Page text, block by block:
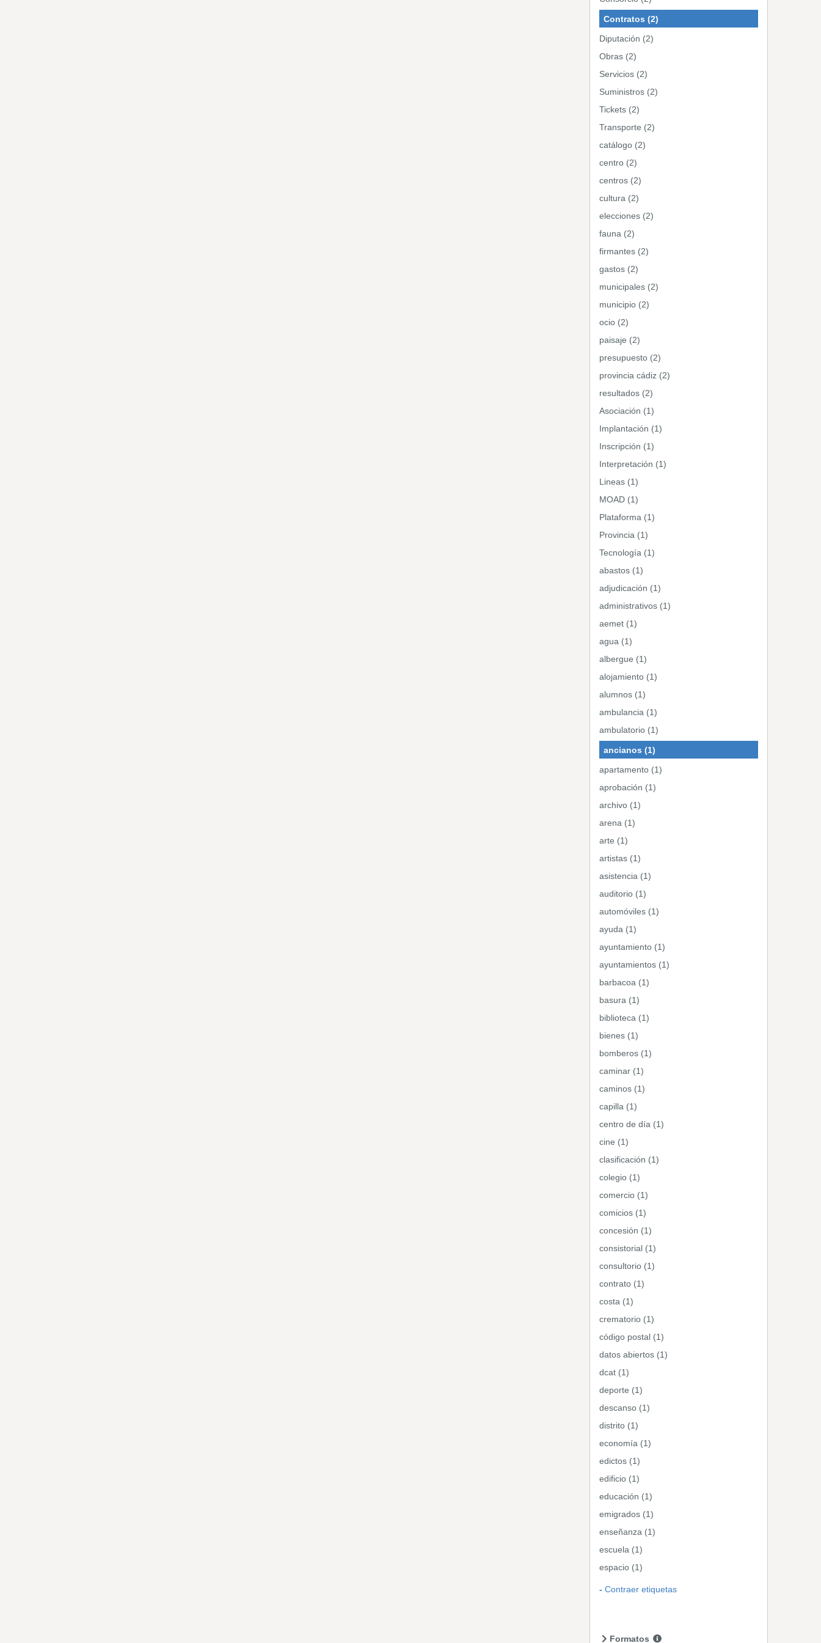
Contratos (2)
Diputación (2)
Obras (2)
Servicios (2)
Suministros (2)
Tickets (2)
Transporte (2)
catálogo (2)
centro (2)
centros (2)
cultura (2)
elecciones (2)
fauna (2)
firmantes (2)
gastos (2)
municipales (2)
municipio (2)
ocio (2)
paisaje (2)
presupuesto (2)
provincia cádiz (2)
resultados (2)
Asociación (1)
Implantación (1)
Inscripción (1)
Interpretación (1)
Lineas (1)
MOAD (1)
Plataforma (1)
Provincia (1)
Tecnología (1)
abastos (1)
adjudicación (1)
administrativos (1)
aemet (1)
agua (1)
albergue (1)
alojamiento (1)
alumnos (1)
ambulancia (1)
ambulatorio (1)
ancianos (1)
apartamento (1)
aprobación (1)
archivo (1)
arena (1)
arte (1)
artistas (1)
asistencia (1)
auditorio (1)
automóviles (1)
ayuda (1)
ayuntamiento (1)
ayuntamientos (1)
barbacoa (1)
basura (1)
biblioteca (1)
bienes (1)
bomberos (1)
caminar (1)
caminos (1)
capilla (1)
centro de día (1)
cine (1)
clasificación (1)
colegio (1)
comercio (1)
comicios (1)
concesión (1)
consistorial (1)
consultorio (1)
contrato (1)
costa (1)
crematorio (1)
código postal (1)
datos abiertos (1)
dcat (1)
deporte (1)
descanso (1)
distrito (1)
economía (1)
edictos (1)
edificio (1)
educación (1)
emigrados (1)
enseñanza (1)
escuela (1)
espacio (1)
Contraer etiquetas
Formatos